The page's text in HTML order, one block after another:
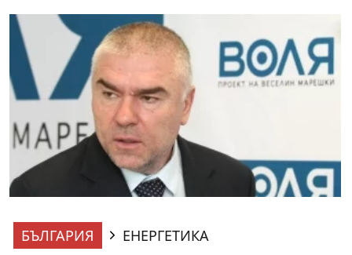
БЪЛГАРИЯ
ЕНЕРГЕТИКА